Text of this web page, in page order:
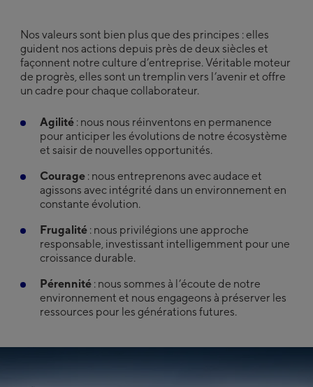
Nos valeurs sont bien plus que des principes : elles
guident nos actions depuis près de deux siècles et
façonnent notre culture d’entreprise. Véritable moteur
de progrès, elles sont un tremplin vers l’avenir et offre
un cadre pour chaque collaborateur.
Agilité : nous nous réinventons en permanence
pour anticiper les évolutions de notre écosystème
et saisir de nouvelles opportunités.
Courage : nous entreprenons avec audace et
agissons avec intégrité dans un environnement en
constante évolution.
Frugalité : nous privilégions une approche
responsable, investissant intelligemment pour une
croissance durable.
Pérennité : nous sommes à l’écoute de notre
environnement et nous engageons à préserver les
ressources pour les générations futures.